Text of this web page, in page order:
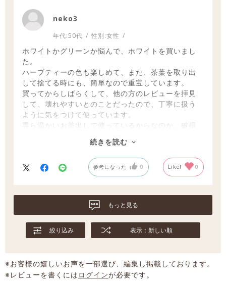
neko3
年代:50代 性別:女性
ホワイトかグリーンか悩んで、ホワイトを買いまし
た。
ハーブティーの色も楽しめて、また、茶葉を取り出
して捨てる時にも、簡単なので重宝しています。
買ってからしばらくして、他の方のレビューを拝見
して、壊れやすいとのことだったので、丁寧に扱う
ように気をつけて使っています。
専ら温かいお茶出しで使っているからなのか、破損
かり締まるし、私にとっては良い買い物でした。
(もしかしたら、氷を入れてお湯を注ぐような急冷抽
出で使うと、温度差でガラスが傷みやすいのかもし
を入れすぎたり、テーブルやシンク等に置くときに
ガっと急いで置いたり、横倒しや斜めにした状態で
上から何か乗せたりしなければ、そんなに簡単に割
れることはないのでは…とも感じました)
続きを読む
参考になった 0 Like! 0
もっと見る
絞り込み 表示：新しい順
※お客様の嬉しいお声を一部選び、編集し掲載しております。
※レビューを書くには ログインが必要です。